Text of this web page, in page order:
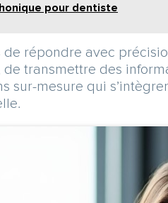
pour dentiste
répondre avec
transmettre des
sur-mesure qui